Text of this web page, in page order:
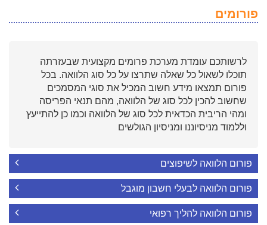
פורומים
לרשותכם עומדת מערכת פרומים מקצועית שבעזרתה
תוכלו לשאול כל שאלה שתרצו על כל סוג הלוואה. בכל
פורום תמצאו מידע חשוב המכיל את סוגי המסמכים
שחשוב להכין לכל סוג של הלוואה, מהם תנאי הפריסה
ומהי הריבית הכדאית לכל סוג של הלוואה וכמו כן להתייעץ
וללמוד מניסיוננו ומניסיון הגולשים
פורום הלוואה לשיפוצים
פורום הלוואה לבעלי חשבון מוגבל
פורום הלוואה להליך רפואי